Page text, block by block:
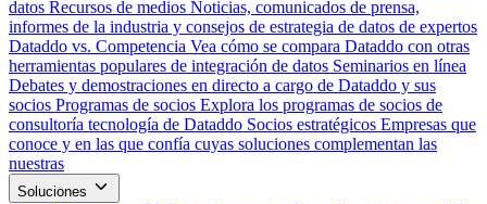
datos Recursos de medios Noticias, comunicados de prensa,
informes de la industria y consejos de estrategia de datos de expertos
Dataddo vs. Competencia Vea cómo se compara Dataddo con otras
herramientas populares de integración de datos Seminarios en línea
Debates y demostraciones en directo a cargo de Dataddo y sus
socios Programas de socios Explora los programas de socios de
consultoría tecnología de Dataddo Socios estratégicos Empresas que
conoce y en las que confía cuyas soluciones complementan las
nuestras
Soluciones